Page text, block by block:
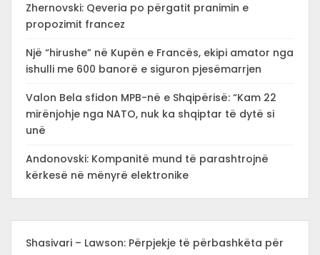
Zhernovski: Qeveria po përgatit pranimin e
propozimit francez
Një “hirushe” në Kupën e Francës, ekipi amator nga
ishulli me 600 banorë e siguron pjesëmarrjen
Valon Bela sfidon MPB-në e Shqipërisë: “Kam 22
mirënjohje nga NATO, nuk ka shqiptar të dytë si
unë
Andonovski: Kompanitë mund të parashtrojnë
kërkesë në mënyrë elektronike
Shasivari – Lawson: Përpjekje të përbashkëta për